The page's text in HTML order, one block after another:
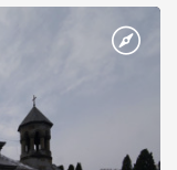
християнином.
Таврійського